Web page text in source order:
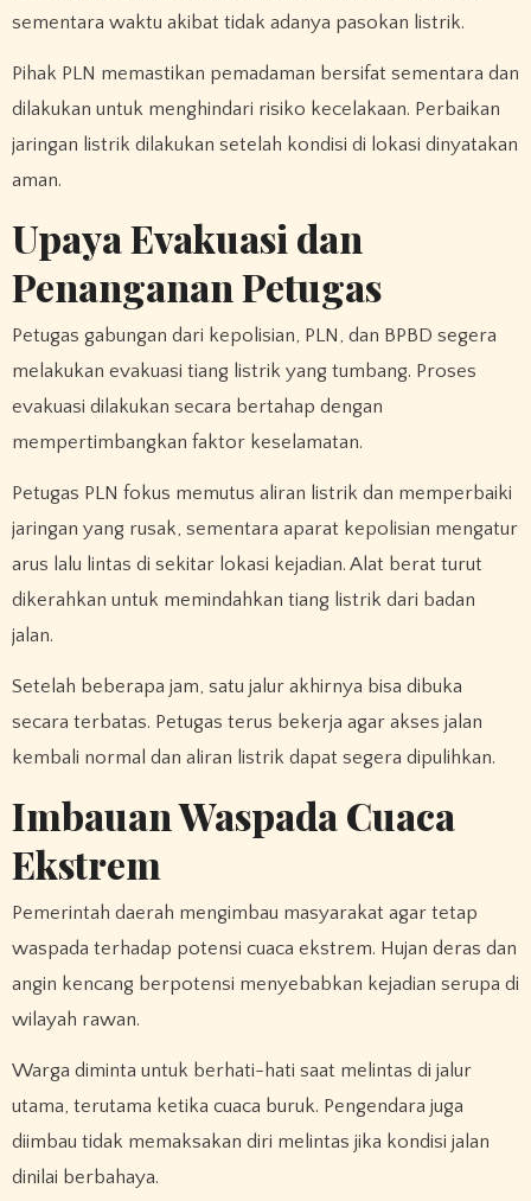
sementara waktu akibat tidak adanya pasokan listrik.
Pihak PLN memastikan pemadaman bersifat sementara dan
dilakukan untuk menghindari risiko kecelakaan. Perbaikan
jaringan listrik dilakukan setelah kondisi di lokasi dinyatakan
aman.
Upaya Evakuasi dan
Penanganan Petugas
Petugas gabungan dari kepolisian, PLN, dan BPBD segera
melakukan evakuasi tiang listrik yang tumbang. Proses
evakuasi dilakukan secara bertahap dengan
mempertimbangkan faktor keselamatan.
Petugas PLN fokus memutus aliran listrik dan memperbaiki
jaringan yang rusak, sementara aparat kepolisian mengatur
arus lalu lintas di sekitar lokasi kejadian. Alat berat turut
dikerahkan untuk memindahkan tiang listrik dari badan
jalan.
Setelah beberapa jam, satu jalur akhirnya bisa dibuka
secara terbatas. Petugas terus bekerja agar akses jalan
kembali normal dan aliran listrik dapat segera dipulihkan.
Imbauan Waspada Cuaca
Ekstrem
Pemerintah daerah mengimbau masyarakat agar tetap
waspada terhadap potensi cuaca ekstrem. Hujan deras dan
angin kencang berpotensi menyebabkan kejadian serupa di
wilayah rawan.
Warga diminta untuk berhati-hati saat melintas di jalur
utama, terutama ketika cuaca buruk. Pengendara juga
diimbau tidak memaksakan diri melintas jika kondisi jalan
dinilai berbahaya.